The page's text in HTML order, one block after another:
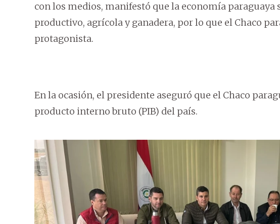
con los medios, manifestó que la economía paraguaya
productivo, agrícola y ganadera, por lo que el Chaco
protagonista.
En la ocasión, el presidente aseguró que el Chaco
producto interno bruto (PIB) del país.